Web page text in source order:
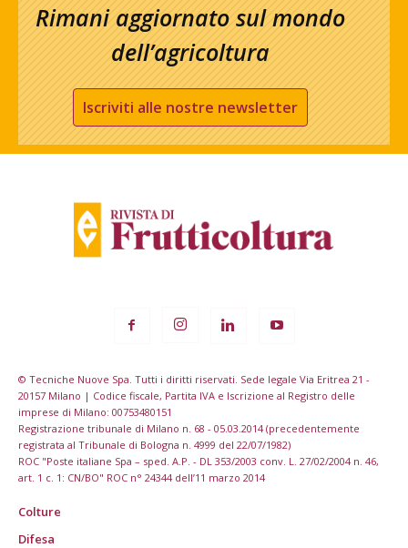
Rimani aggiornato sul mondo
dell’agricoltura
Iscriviti alle nostre newsletter
© Tecniche Nuove Spa. Tutti i diritti riservati. Sede legale Via Eritrea 21 -
20157 Milano | Codice fiscale, Partita IVA e Iscrizione al Registro delle
imprese di Milano: 00753480151
Registrazione tribunale di Milano n. 68 - 05.03.2014 (precedentemente
registrata al Tribunale di Bologna n. 4999 del 22/07/1982)
ROC "Poste italiane Spa – sped. A.P. - DL 353/2003 conv. L. 27/02/2004 n. 46,
art. 1 c. 1: CN/BO" ROC n° 24344 dell’11 marzo 2014
Colture
Difesa